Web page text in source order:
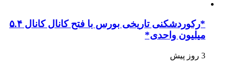
*رکوردشکنی تاریخی بورس با فتح کانال کانال ۵.۴
میلیون واحدی*
3 روز پیش